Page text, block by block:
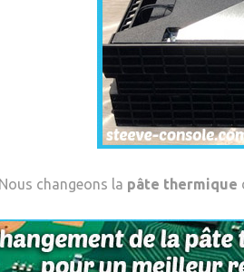
changeons la pâte thermique